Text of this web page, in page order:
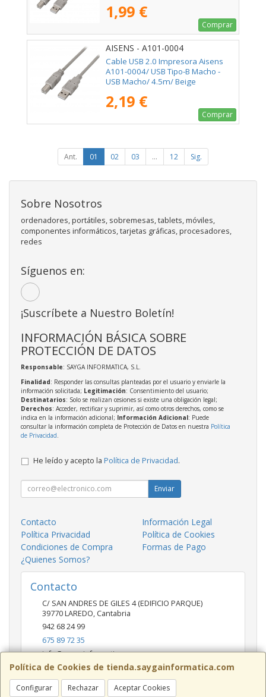
1,99 €
Comprar
AISENS - A101-0004
Cable USB 2.0 Impresora Aisens
A101-0004/ USB Tipo-B Macho -
USB Macho/ 4.5m/ Beige
2,19 €
Comprar
Ant. 01 02 03 ... 12 Sig.
Política de Cookies de tienda.saygainformatica.com
Configurar Rechazar Aceptar Cookies
Sobre Nosotros
ordenadores, portátiles, sobremesas, tablets, móviles,
componentes informáticos, tarjetas gráficas, procesadores,
redes
Síguenos en:
¡Suscríbete a Nuestro Boletín!
INFORMACIÓN BÁSICA SOBRE
PROTECCIÓN DE DATOS
Responsable: SAYGA INFORMATICA, S.L.
Finalidad: Responder las consultas planteadas por el usuario y enviarle la
información solicitada; Legitimación: Consentimiento del usuario;
Destinatarios: Solo se realizan cesiones si existe una obligación legal;
Derechos: Acceder, rectificar y suprimir, así como otros derechos, como se
indica en la información adicional; Información Adicional: Puede
consultar la información completa de Protección de Datos en nuestra Política
de Privacidad.
He leído y acepto la Política de Privacidad.
Enviar
Contacto
Información Legal
Política Privacidad
Política de Cookies
Condiciones de Compra
Formas de Pago
¿Quienes Somos?
Contacto
C/ SAN ANDRES DE GILES 4 (EDIFICIO PARQUE)
39770LAREDO, Cantabria
942 68 24 99
675 89 72 35
info@saygainformatica.com
Horario